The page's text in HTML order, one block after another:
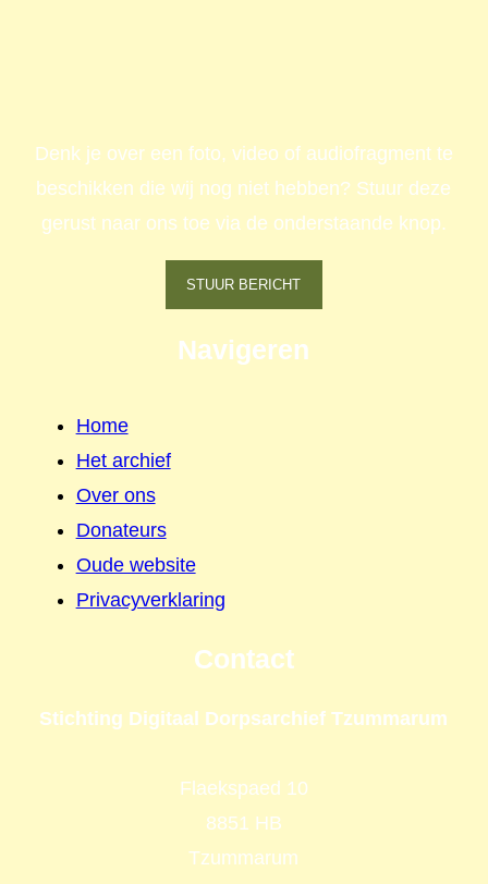
Denk je over een foto, video of audiofragment te
beschikken die wij nog niet hebben? Stuur deze
gerust naar ons toe via de onderstaande knop.
STUUR BERICHT
Navigeren
Home
Het archief
Over ons
Donateurs
Oude website
Privacyverklaring
Contact
Stichting Digitaal Dorpsarchief Tzummarum
Flaekspaed 10
8851 HB
Tzummarum